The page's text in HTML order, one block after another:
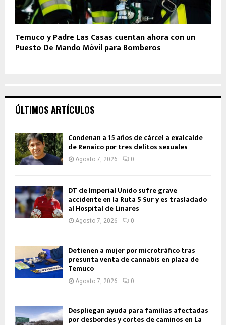
Temuco y Padre Las Casas cuentan ahora con un
Puesto De Mando Móvil para Bomberos
ÚLTIMOS ARTÍCULOS
Condenan a 15 años de cárcel a exalcalde
de Renaico por tres delitos sexuales
Agosto 7, 2026 0
DT de Imperial Unido sufre grave
accidente en la Ruta 5 Sur y es trasladado
al Hospital de Linares
Agosto 7, 2026 0
Detienen a mujer por microtráfico tras
presunta venta de cannabis en plaza de
Temuco
Agosto 7, 2026 0
Despliegan ayuda para familias afectadas
por desbordes y cortes de caminos en La